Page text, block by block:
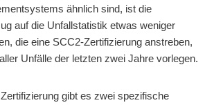
ähnlich sind, ist die
auf die Unfallstatistik etwas weniger
die eine SCC2-Zertifizierung anstreben,
Unfälle der letzten zwei Jahre vorlegen.
gibt es zwei spezifische